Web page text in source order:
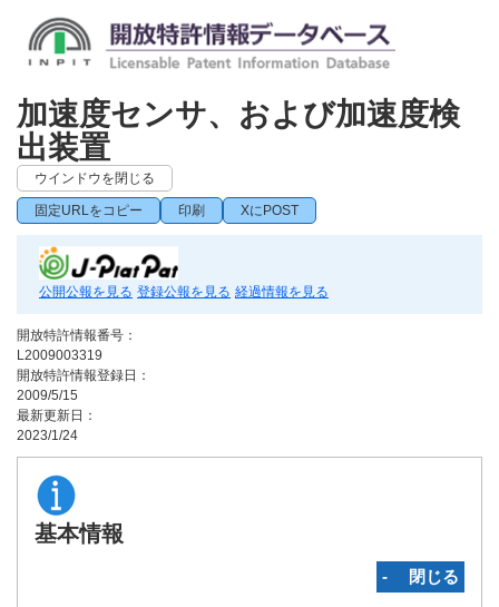
加速度センサ、および加速度検
出装置
ウインドウを閉じる
固定URLをコピー 印刷 XにPOST
公開公報を見る 登録公報を見る 経過情報を見る
開放特許情報番号：
L2009003319
開放特許情報登録日：
2009/5/15
最新更新日：
2023/1/24
基本情報
‐ 閉じる